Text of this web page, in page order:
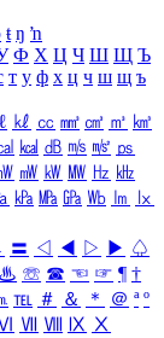
ŧ ŋ ŉ
Ф Х Ц Ч Ш Щ Ъ
т у ф х ц ч ш щ ъ
ℓ ㎘ ㏄ ㎣ ㎤ ㎥ ㎦
㎉ ㏈ ㎧ ㎨ ㎰
㎽ ㎾ ㎿ ㎐ ㎑
㎪ ㎫ ㎬ ㏝ ㏐
㏓
〓 ◁ ◀ ▷ ▶ ♤
♨ ☏ ☎ ☜ ☞ ¶ †
℡ ＃ ＆ ＊ ＠ ª º
Ⅶ Ⅷ Ⅸ Ⅹ